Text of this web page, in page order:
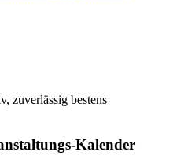
zuverlässig bestens
Kalender